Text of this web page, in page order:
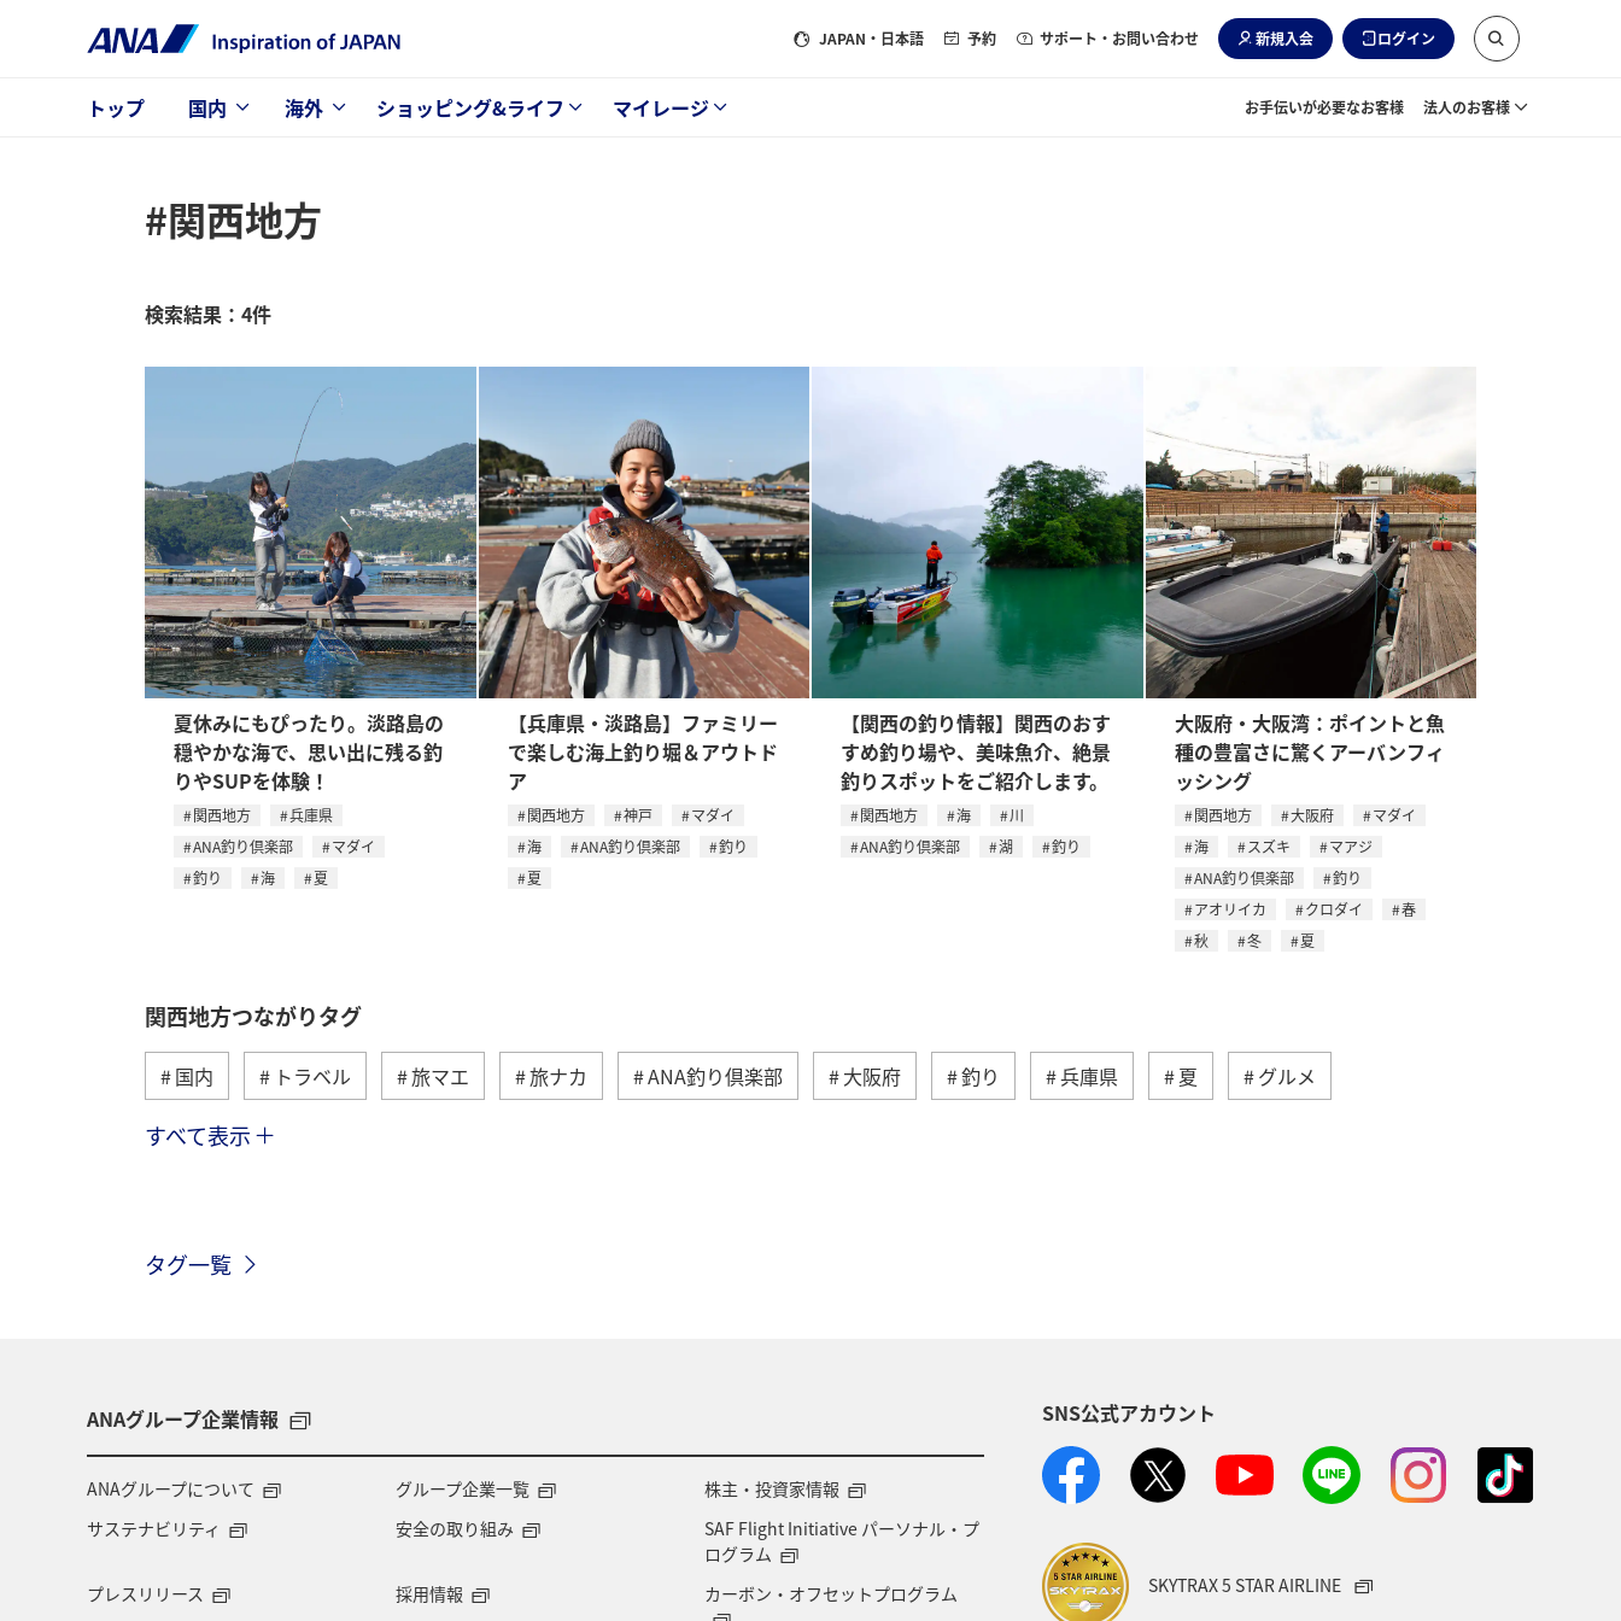
JAPAN ・日本語 予約 サポート・お問い合わせ 新規入会 ログイン
トップ 国内 海外 ショッピング&ライフ マイレージ お手伝いが必要なお客様 法人のお客様
#関西地方
検索結果：4件
夏休みにもぴったり。淡路島の
穏やかな海で、思い出に残る釣
りやSUPを体験！
関西地方
兵庫県
ANA釣り倶楽部
マダイ
釣り
海 夏
【兵庫県・淡路島】ファミリー
で楽しむ海上釣り堀＆アウトド
ア
関西地方 神戸
マダイ
海
ANA釣り倶楽部
釣り
夏
【関西の釣り情報】関西のおす
すめ釣り場や、美味魚介、絶景
釣りスポットをご紹介します。
関西地方 海
川
ANA釣り倶楽部
湖 釣り
大阪府・大阪湾：ポイントと魚
種の豊富さに驚くアーバンフィ
ッシング
関西地方 大阪府
マダイ
海
スズキ
マアジ
ANA釣り倶楽部
釣り
アオリイカ
クロダイ
春
秋
冬 夏
関西地方つながりタグ
国内 トラベル 旅マエ 旅ナカ ANA釣り倶楽部 大阪府 釣り 兵庫県 夏 グルメ
京都府
神戸
ワカサギ
すべて表示
タグ一覧
ANAグループ企業情報
ANAグループについて グループ企業一覧
株主・投資家情報
サステナビリティ
安全の取り組み
SAF Flight Initiative パーソナル・プ
ログラム
プレスリリース
採用情報 カーボン・オフセットプログラム
SNS公式アカウント
SKYTRAX 5 STAR AIRLINE